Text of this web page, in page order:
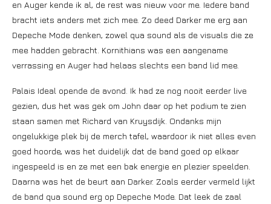
en Auger kende ik al, de rest was nieuw voor me. Iedere band
bracht iets anders met zich mee. Zo deed Darker me erg aan
Depeche Mode denken, zowel qua sound als de visuals die ze
mee hadden gebracht. Kornithians was een aangename
verrassing en Auger had helaas slechts een band lid mee.
Palais Ideal opende de avond. Ik had ze nog nooit eerder live
gezien, dus het was gek om John daar op het podium te zien
staan samen met Richard van Kruysdijk. Ondanks mijn
ongelukkige plek bij de merch tafel, waardoor ik niet alles even
goed hoorde, was het duidelijk dat de band goed op elkaar
ingespeeld is en ze met een bak energie en plezier speelden.
Daarna was het de beurt aan Darker. Zoals eerder vermeld lijkt
de band qua sound erg op Depeche Mode. Dat leek de zaal